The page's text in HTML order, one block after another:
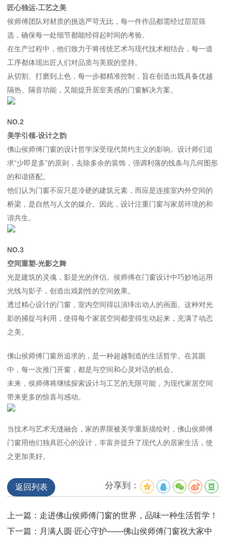
匠心独运-工艺之美
侯师傅团队对材质的挑选严苛无比，每一件作品都需经过层层筛
选，确保每一处细节都能经得起时间的考验。
在生产过程中，他们致力于将传统艺术与现代技术相结合，每一道
工序都体现出匠人们对品质与美观的坚持。
从切割、打磨到上色，每一步都精准控制，旨在创造出既具备优越
隔热、隔音功能，又能提升居室美感的门窗解决方案。
NO.2
美学引领-设计之韵
佛山侯师傅门窗的设计哲学深受现代简约主义的影响。设计师们追
求“少即是多”的原则，去除多余的装饰，强调利落的线条与几何图形
的和谐搭配。
他们认为门窗不应只是冷硬的建筑元素，而应是连接室内外空间的
桥梁，是自然与人文的媒介。因此，设计注重门窗与家居环境的和
谐共生。
NO.3
空间重塑-光影之舞
光是建筑的灵魂，影是光的伴侣。侯师傅在门窗设计中巧妙地运用
光线与影子，创造出戏剧性的空间效果。
透过精心设计的门窗，室内空间得以演绎出动人的画面。这种对光
影的捕捉与利用，使得每个家居空间都变得生动起来，充满了动态
之美。
佛山侯师傅门窗所追求的，是一种超越制造的生活哲学。在其眼
中，每一次推门开窗，都是与空间和心灵对话的机会。
未来，侯师傅将继续探索设计与工艺的无限可能，为现代家居空间
带来更多的惊喜与感动。
当技术与艺术无缝融合，家的界限被美学重新描绘时，佛山侯师傅
门窗用他们独具匠心的设计，丰富并提升了现代人的居家生活，使
之更加美好。
返回列表 分享到：
上一篇：走进佛山侯师傅门窗的世界，品味一种生活哲学！
下一篇：月满人圆·匠心守护——佛山侯师傅门窗祝大家中